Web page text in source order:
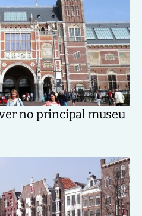
no principal museu